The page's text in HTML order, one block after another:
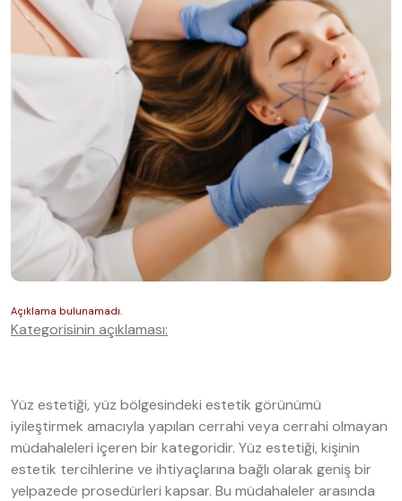
Kategorisinin açıklaması:
Yüz estetiği, yüz bölgesindeki estetik görünümü
iyileştirmek amacıyla yapılan cerrahi veya cerrahi olmayan
müdahaleleri içeren bir kategoridir. Yüz estetiği, kişinin
estetik tercihlerine ve ihtiyaçlarına bağlı olarak geniş bir
yelpazede prosedürleri kapsar. Bu müdahaleler arasında